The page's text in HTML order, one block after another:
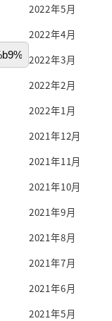
2022年5月
2022年4月
2022年3月
2022年2月
2022年1月
2021年12月
2021年11月
2021年10月
2021年9月
2021年8月
2021年7月
2021年6月
2021年5月